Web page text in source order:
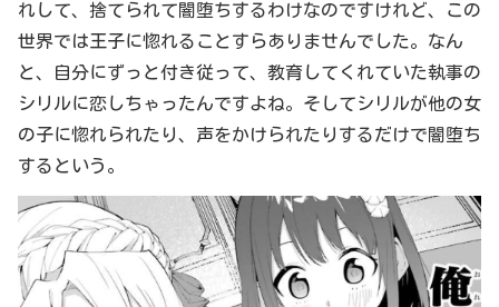
れして、捨てられて闇堕ちするわけなのですけれど、この
世界では王子に惚れることすらありませんでした。なん
と、自分にずっと付き従って、教育してくれていた執事の
シリルに恋しちゃったんですよね。そしてシリルが他の女
の子に惚れられたり、声をかけられたりするだけで闇堕ち
するという。